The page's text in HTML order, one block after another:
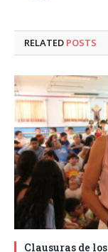
RELATED POSTS
Clausuras de